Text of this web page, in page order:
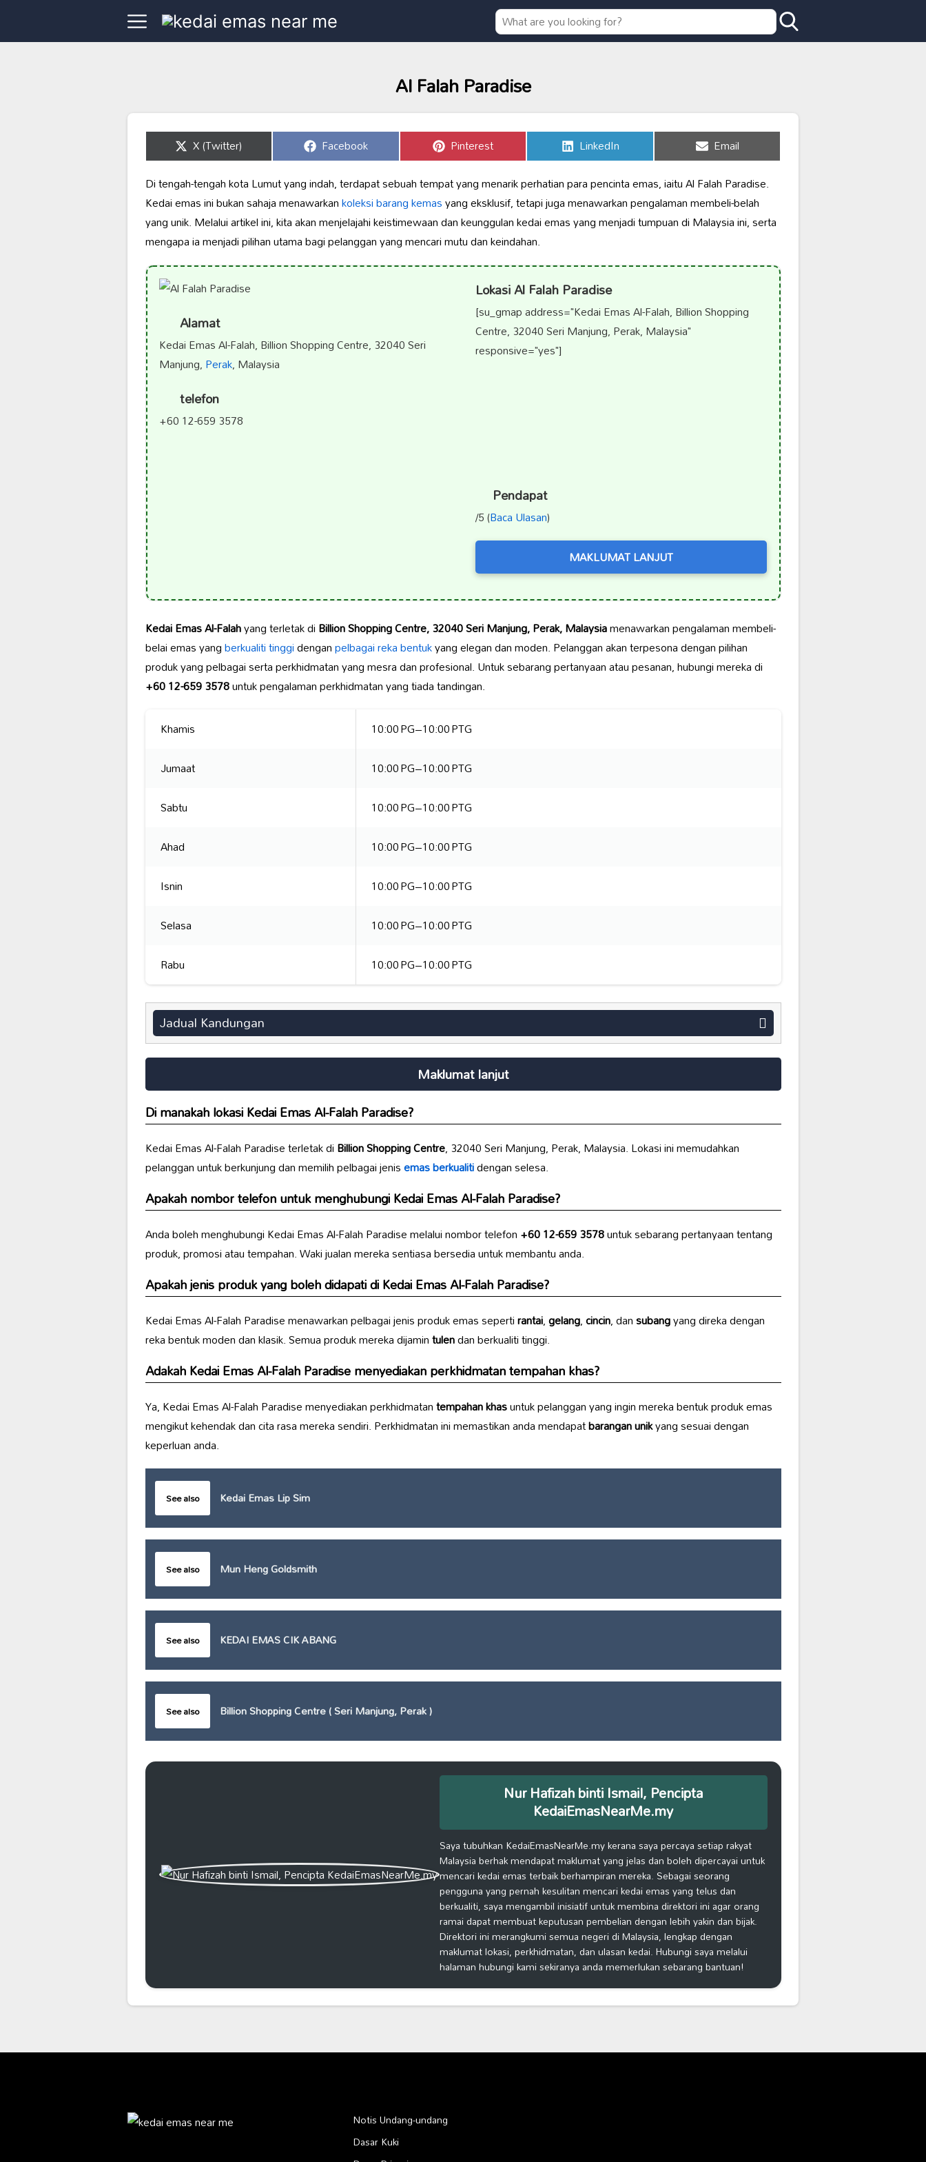
Al Falah Paradise
Share
on
X (Twitter) Share
on
Facebook Share
on
Pinterest Share
on
LinkedIn Share
on
Email
Di tengah-tengah kota Lumut yang indah, terdapat sebuah tempat yang menarik perhatian para pencinta emas, iaitu Al Falah Paradise.
Kedai emas ini bukan sahaja menawarkankoleksi barang kemasyang eksklusif, tetapi juga menawarkan pengalaman membeli-belah
yang unik. Melalui artikel ini, kita akan menjelajahi keistimewaan dan keunggulan kedai emas yang menjadi tumpuan di Malaysia ini, serta
mengapa ia menjadi pilihan utama bagi pelanggan yang mencari mutu dan keindahan.
Alamat
Kedai Emas Al-Falah, Billion Shopping Centre, 32040 Seri
Manjung,Perak, Malaysia
telefon
+60 12-659 3578
Lokasi Al Falah Paradise
[su_gmap address="Kedai Emas Al-Falah, Billion Shopping
Centre, 32040 Seri Manjung, Perak, Malaysia"
responsive="yes"]
Pendapat
/5 (Baca Ulasan)
MAKLUMAT LANJUT
Kedai Emas Al-Falahyang terletak diBillion Shopping Centre, 32040 Seri Manjung, Perak, Malaysiamenawarkan pengalaman membeli-
belai emas yangberkualiti tinggidenganpelbagai reka bentukyang elegan dan moden. Pelanggan akan terpesona dengan pilihan
produk yang pelbagai serta perkhidmatan yang mesra dan profesional. Untuk sebarang pertanyaan atau pesanan, hubungi mereka di
+60 12-659 3578untuk pengalaman perkhidmatan yang tiada tandingan.
Khamis
10:00 PG–10:00 PTG
Jumaat
10:00 PG–10:00 PTG
Sabtu
10:00 PG–10:00 PTG
Ahad
10:00 PG–10:00 PTG
Isnin
10:00 PG–10:00 PTG
Selasa
10:00 PG–10:00 PTG
Rabu
10:00 PG–10:00 PTG
Jadual Kandungan
Maklumat lanjut
Di manakah lokasi Kedai Emas Al-Falah Paradise?
Kedai Emas Al-Falah Paradise terletak diBillion Shopping Centre, 32040 Seri Manjung, Perak, Malaysia. Lokasi ini memudahkan
pelanggan untuk berkunjung dan memilih pelbagai jenisemas berkualitidengan selesa.
Apakah nombor telefon untuk menghubungi Kedai Emas Al-Falah Paradise?
Anda boleh menghubungi Kedai Emas Al-Falah Paradise melalui nombor telefon+60 12-659 3578untuk sebarang pertanyaan tentang
produk, promosi atau tempahan. Waki jualan mereka sentiasa bersedia untuk membantu anda.
Apakah jenis produk yang boleh didapati di Kedai Emas Al-Falah Paradise?
Kedai Emas Al-Falah Paradise menawarkan pelbagai jenis produk emas sepertirantai,gelang,cincin, dansubangyang direka dengan
reka bentuk moden dan klasik. Semua produk mereka dijamintulendan berkualiti tinggi.
Adakah Kedai Emas Al-Falah Paradise menyediakan perkhidmatan tempahan khas?
Ya, Kedai Emas Al-Falah Paradise menyediakan perkhidmatantempahan khasuntuk pelanggan yang ingin mereka bentuk produk emas
mengikut kehendak dan cita rasa mereka sendiri. Perkhidmatan ini memastikan anda mendapatbarangan unikyang sesuai dengan
keperluan anda.
See also Kedai Emas Lip Sim
See also Mun Heng Goldsmith
See also KEDAI EMAS CIK ABANG
See also Billion Shopping Centre ( Seri Manjung, Perak )
Nur Hafizah binti Ismail, Pencipta
KedaiEmasNearMe.my
Saya tubuhkan KedaiEmasNearMe.my kerana saya percaya setiap rakyat
Malaysia berhak mendapat maklumat yang jelas dan boleh dipercayai untuk
mencari kedai emas terbaik berhampiran mereka. Sebagai seorang
pengguna yang pernah kesulitan mencari kedai emas yang telus dan
berkualiti, saya mengambil inisiatif untuk membina direktori ini agar orang
ramai dapat membuat keputusan pembelian dengan lebih yakin dan bijak.
Direktori ini merangkumi semua negeri di Malaysia, lengkap dengan
maklumat lokasi, perkhidmatan, dan ulasan kedai. Hubungi saya melalui
halaman hubungi kami sekiranya anda memerlukan sebarang bantuan!
Notis Undang-undang
Dasar Kuki